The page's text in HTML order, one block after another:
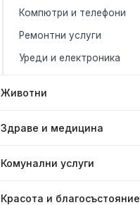
Компютри и телефони
Ремонтни услуги
Уреди и електроника
Животни
Здраве и медицина
Комунални услуги
Красота и благосъстояние